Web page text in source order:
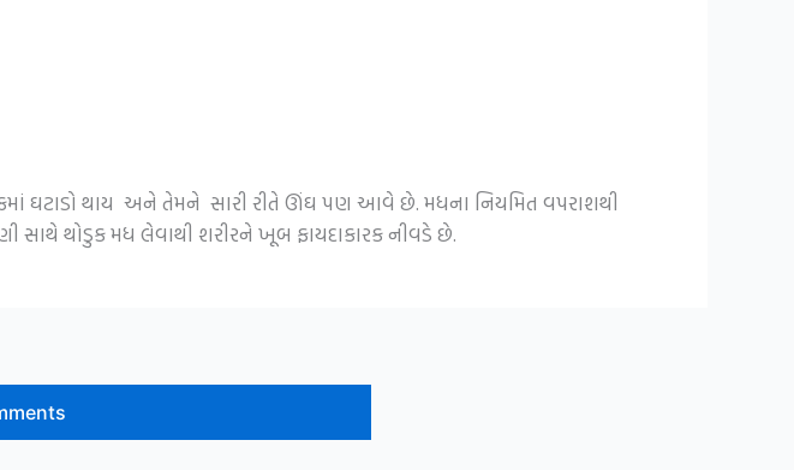
ઘટાડો થાય અને તેમને સારી રીતે ઊંઘ પણ આવે છે. મધના નિયમિત વપરાશથી
સાથે થોડુક મધ લેવાથી શરીરને ખૂબ ફાયદાકારક નીવડે છે.